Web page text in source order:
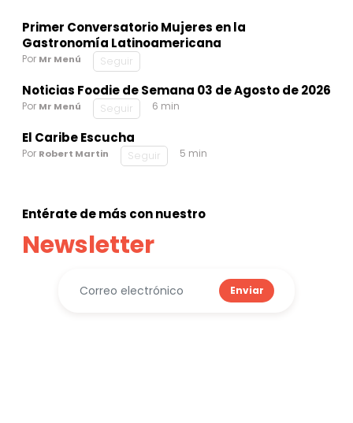
Primer Conversatorio Mujeres en la
Gastronomía Latinoamericana
Por Mr Menú Seguir
Noticias Foodie de Semana 03 de Agosto de 2026
Por Mr Menú Seguir 6 min
El Caribe Escucha
Por Robert Martin Seguir 5 min
Entérate de más con nuestro
Newsletter
Enviar